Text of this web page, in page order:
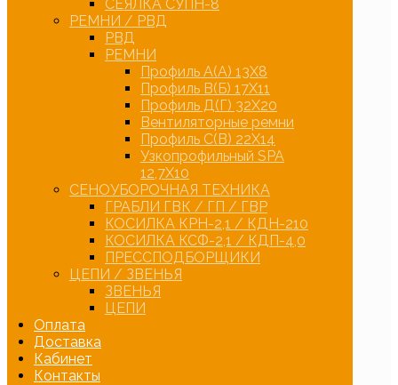
СЕЯЛКА СУПН-8
РЕМНИ / РВД
РВД
РЕМНИ
Профиль А(А) 13Х8
Профиль В(Б) 17Х11
Профиль Д(Г) 32Х20
Вентиляторные ремни
Профиль С(В) 22Х14
Узкопрофильный SPA
12,7Х10
СЕНОУБОРОЧНАЯ ТЕХНИКА
ГРАБЛИ ГВК / ГП / ГВР
КОСИЛКА КРН-2,1 / КДН-210
КОСИЛКА КСФ-2,1 / КДП-4,0
ПРЕССПОДБОРЩИКИ
ЦЕПИ / ЗВЕНЬЯ
ЗВЕНЬЯ
ЦЕПИ
Оплата
Доставка
Кабинет
Контакты